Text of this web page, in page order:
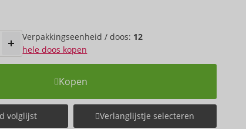
Verpakkings­eenheid / doos: 12
hele doos kopen
Kopen
volglijst Verlanglijstje selecteren